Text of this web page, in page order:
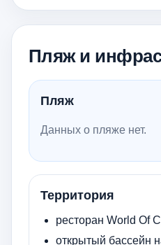
Пляж и
Пляж
Данных о пляже нет.
Территория
ресторан ​World Of
открытый бассейн